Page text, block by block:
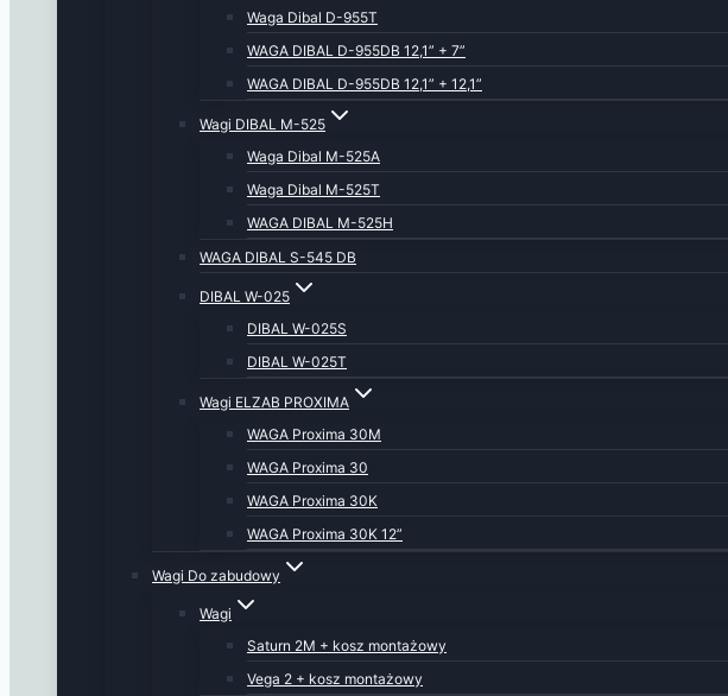
Waga Dibal D-955T
WAGA DIBAL D-955DB 12,1” + 7”
WAGA DIBAL D-955DB 12,1” + 12,1”
Wagi DIBAL M-525
Waga Dibal M-525A
Waga Dibal M-525T
WAGA DIBAL M-525H
WAGA DIBAL S-545 DB
DIBAL W-025
DIBAL W-025S
DIBAL W-025T
Wagi ELZAB PROXIMA
WAGA Proxima 30M
WAGA Proxima 30
WAGA Proxima 30K
WAGA Proxima 30K 12”
Wagi Do zabudowy
Wagi
Saturn 2M + kosz montażowy
Vega 2 + kosz montażowy